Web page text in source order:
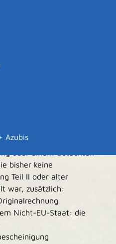
Azubis
von Fahrzeugen mit
Teil II mit
sowie Varianten-/
nach § 20 Absatz 3
§ 20 Absatz 3a Satz 1
(EG-
COC), nationaler
Betriebserlaubnis/
oder einem Gutachten
bisher keine
Teil II oder alter
war, zusätzlich:
Nicht-EU-Staat: die